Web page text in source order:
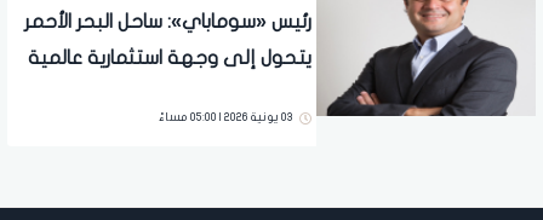
رئيس «سوماباي»: ساحل البحر الأحمر
يتحول إلى وجهة استثمارية عالمية
وتنامي السياحة وفرص الشراكات
03 يونية 2026 | 05:00 مساءً